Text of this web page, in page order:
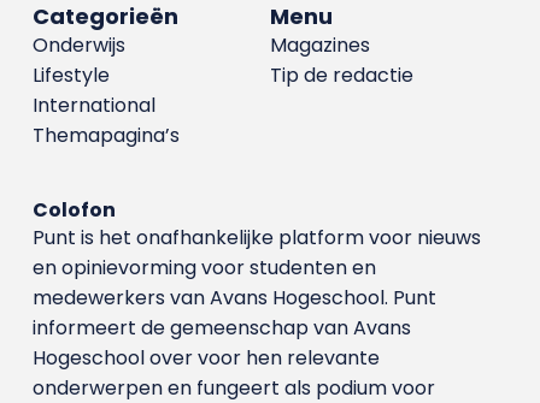
Menu
Magazines
Tip de redactie
Categorieën
Onderwijs
Lifestyle
International
Themapagina’s
Colofon
Punt is het onafhankelijke platform voor nieuws
en opinievorming voor studenten en
medewerkers van Avans Hoge­school. Punt
informeert de gemeenschap van Avans
Hogeschool over voor hen relevante
onderwerpen en fungeert als podium voor